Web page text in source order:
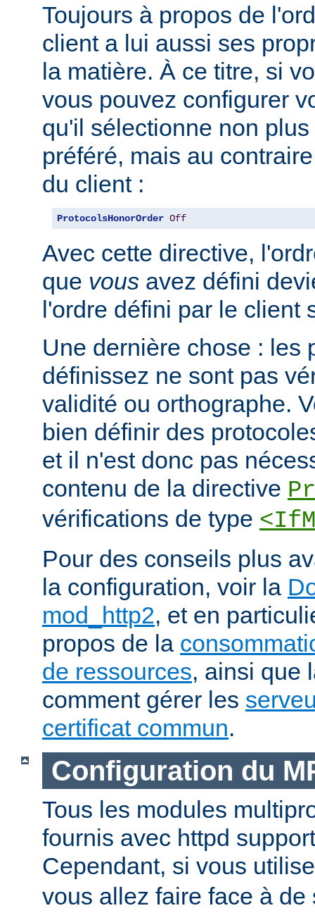
Toujours à propos de
client a lui aussi ses
la matière. À ce titre, si
vous pouvez configurer
qu'il sélectionne non
préféré, mais au
du client :
ProtocolsHonorOrder Off
Avec cette directive,
que vous avez défini
l'ordre défini par le client
Une dernière chose : les
définissez ne sont pas
validité ou orthographe.
bien définir des
et il n'est donc pas
contenu de la directive
vérifications de type
Pour des conseils plus
la configuration, voir la
mod_http2, et en
propos de la
de ressources, ainsi que
comment gérer les
certificat commun.
Configuration du
Tous les modules
fournis avec httpd
Cependant, si vous
vous allez faire face à